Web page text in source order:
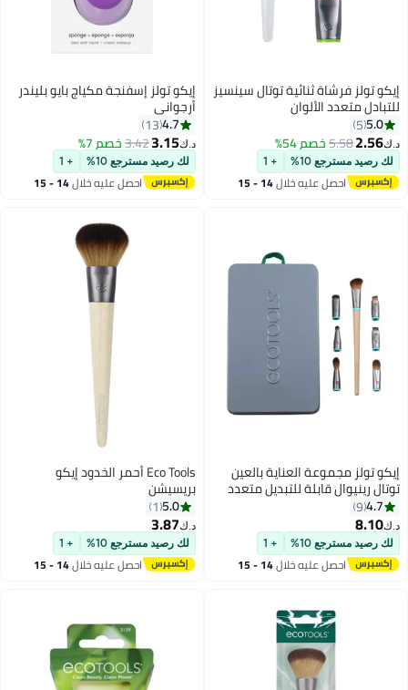
إيكو تولز فرشاة ثنائية توتال سينسيز
للتبادل متعدد الألوان
5.0
5
د.ك‏2.56
5.58 خصم 54%
لك رصيد مسترجع 10% + 1
احصل عليه خلال 14 - 15
إيكو تولز إسفنجة مكياج بايو بليندر
أرجواني
4.7
13
د.ك‏3.15
3.42 خصم 7%
لك رصيد مسترجع 10% + 1
احصل عليه خلال 14 - 15
إيكو تولز مجموعة العناية بالعين
توتال رينيوال قابلة للتبديل متعدد
الألوان
4.7
9
د.ك‏8.10
لك رصيد مسترجع 10% + 1
احصل عليه خلال 14 - 15
Eco Tools أحمر الخدود إيكو
بريسيشن
5.0
1
د.ك‏3.87
لك رصيد مسترجع 10% + 1
احصل عليه خلال 14 - 15